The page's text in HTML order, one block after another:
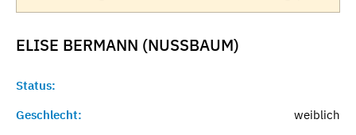
ELISE BERMANN (NUSSBAUM)
Status:
Geschlecht:
weiblich